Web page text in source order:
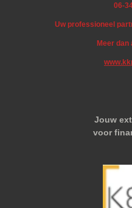
06-
Uw professioneel
Meer dan
Jouw
voor